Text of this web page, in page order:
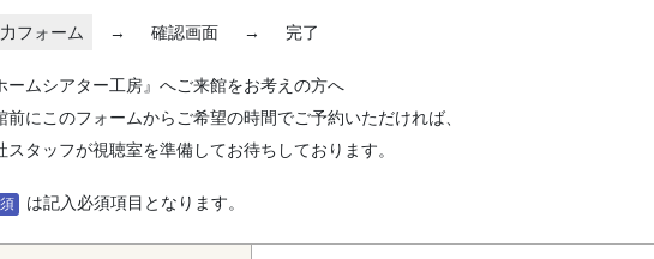
フォーム → 確認画面 → 完了
ームシアター工房』へご来館をお考えの方へ
前にこのフォームからご希望の時間でご予約いただければ、
スタッフが視聴室を準備してお待ちしております。
は記入必須項目となります。